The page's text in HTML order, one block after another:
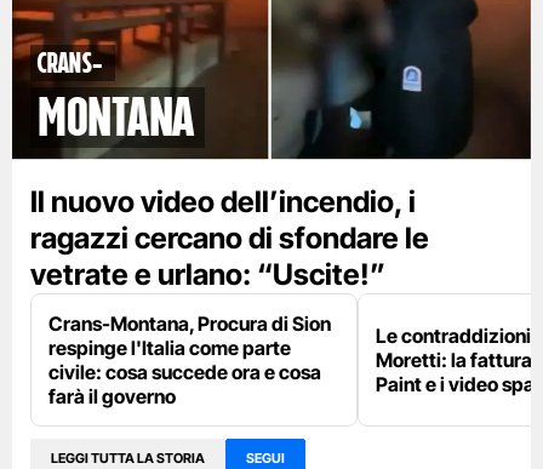
Crans-
Montana
Il nuovo video dell’incendio, i
ragazzi cercano di sfondare le
vetrate e urlano: “Uscite!”
Crans-Montana, Procura di Sion
respinge l'Italia come parte
civile: cosa succede ora e cosa
farà il governo
Le contraddizioni
Moretti: la fattura
Paint e i video
LEGGI TUTTA LA STORIA SEGUI